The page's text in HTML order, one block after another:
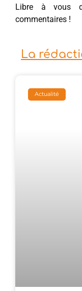
Libre à vous
commentaires !
La
Actualité